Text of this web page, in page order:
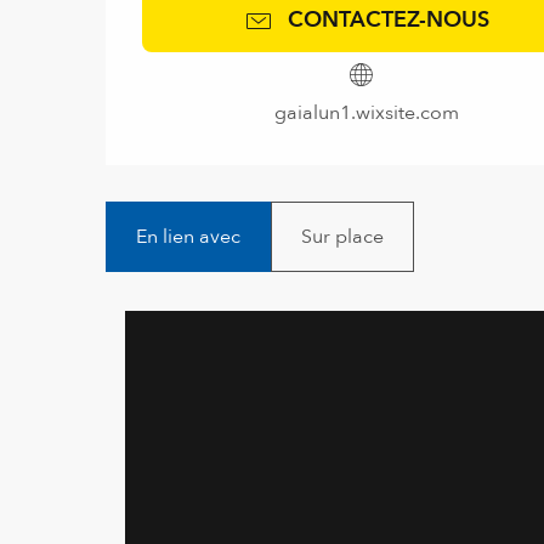
CONTACTEZ-NOUS
gaialun1.wixsite.com
En lien avec Sur place